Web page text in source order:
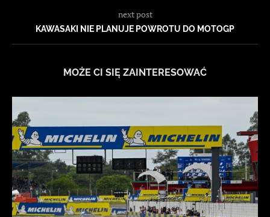
next post
KAWASAKI NIE PLANUJE POWROTU DO MOTOGP
MOŻE CI SIĘ ZAINTERESOWAĆ